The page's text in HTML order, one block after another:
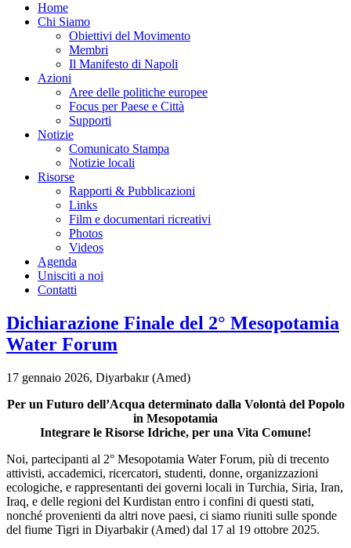
Home
Chi Siamo
Obiettivi del Movimento
Membri
Il Manifesto di Napoli
Azioni
Aree delle politiche europee
Focus per Paese e Città
Supporti
Notizie
Comunicato Stampa
Notizie locali
Risorse
Rapporti & Pubblicazioni
Links
Film e documentari ricreativi
Photos
Videos
Agenda
Unisciti a noi
Contatti
Dichiarazione Finale del 2° Mesopotamia
Water Forum
17 gennaio 2026, Diyarbakır (Amed)
Per un Futuro dell’Acqua determinato dalla Volontà del Popolo
in Mesopotamia
Integrare le Risorse Idriche, per una Vita Comune!
Noi, partecipanti al 2° Mesopotamia Water Forum, più di trecento
attivisti, accademici, ricercatori, studenti, donne, organizzazioni
ecologiche, e rappresentanti dei governi locali in Turchia, Siria, Iran,
Iraq, e delle regioni del Kurdistan entro i confini di questi stati,
nonché provenienti da altri nove paesi, ci siamo riuniti sulle sponde
del fiume Tigri in Diyarbakir (Amed) dal 17 al 19 ottobre 2025.